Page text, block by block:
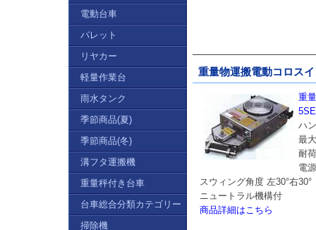
重量物運搬電動コロス
重
ハ
最
耐
電
スウィング角度 左30°右30°
ニュートラル機構付
商品詳細はこちら
電動台車
パレット
リヤカー
軽量作業台
雨水タンク
季節商品(夏)
季節商品(冬)
溝フタ運搬機
重量秤付き台車
台車総合分類カテゴリー
掃除機